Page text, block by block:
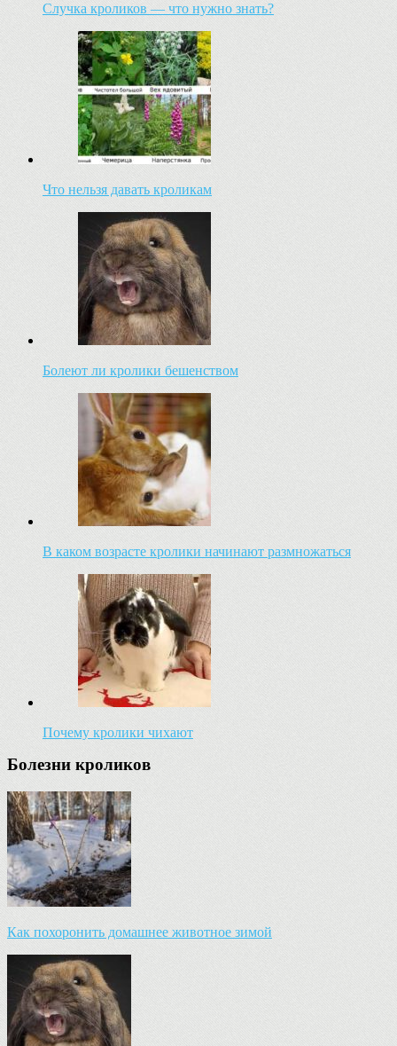
Случка кроликов — что нужно знать?
Что нельзя давать кроликам
Болеют ли кролики бешенством
В каком возрасте кролики начинают размножаться
Почему кролики чихают
Болезни кроликов
Как похоронить домашнее животное зимой